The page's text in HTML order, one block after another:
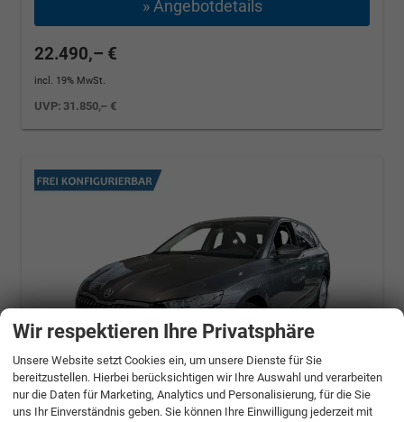
» Angebotdetails
22.490,– €
incl. 19% MwSt.
UVP: 31.850,– €
Skoda ScalaClassic Selection
Wir respektieren Ihre Privatsphäre
Unsere Website setzt Cookies ein, um unsere Dienste für Sie
bereitzustellen. Hierbei berücksichtigen wir Ihre Auswahl und verarbeiten
nur die Daten für Marketing, Analytics und Personalisierung, für die Sie
uns Ihr Einverständnis geben. Sie können Ihre Einwilligung jederzeit mit